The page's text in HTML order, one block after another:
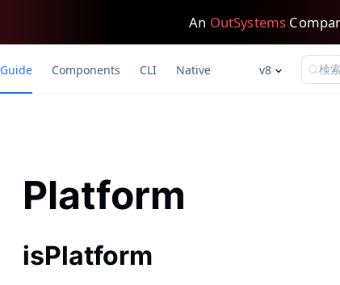
An OutSystems
Guide Components CLI Native v8 検索
Platform
isPlatform